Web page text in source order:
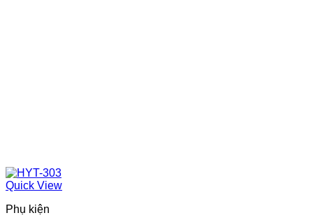
Quick View
Phụ kiện